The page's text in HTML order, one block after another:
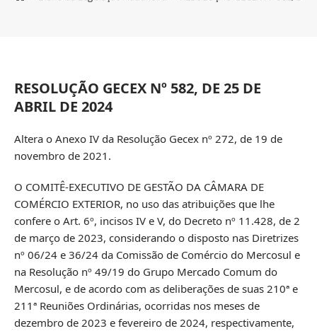
RESOLUÇÃO GECEX Nº 582, DE 25 DE
ABRIL DE 2024
Altera o Anexo IV da Resolução Gecex nº 272, de 19 de
novembro de 2021.
O COMITÊ-EXECUTIVO DE GESTÃO DA CÂMARA DE
COMÉRCIO EXTERIOR, no uso das atribuições que lhe
confere o Art. 6º, incisos IV e V, do Decreto nº 11.428, de 2
de março de 2023, considerando o disposto nas Diretrizes
nº 06/24 e 36/24 da Comissão de Comércio do Mercosul e
na Resolução nº 49/19 do Grupo Mercado Comum do
Mercosul, e de acordo com as deliberações de suas 210ª e
211ª Reuniões Ordinárias, ocorridas nos meses de
dezembro de 2023 e fevereiro de 2024, respectivamente,